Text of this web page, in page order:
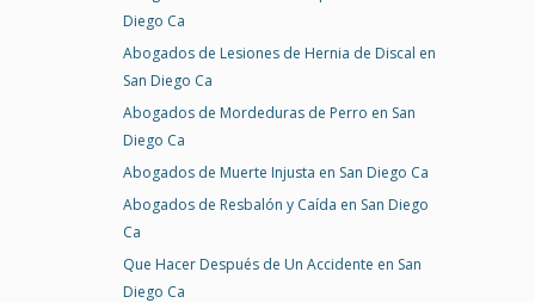
Diego Ca
Abogados de Lesiones de Hernia de Discal en
San Diego Ca
Abogados de Mordeduras de Perro en San
Diego Ca
Abogados de Muerte Injusta en San Diego Ca
Abogados de Resbalón y Caída en San Diego
Ca
Que Hacer Después de Un Accidente en San
Diego Ca